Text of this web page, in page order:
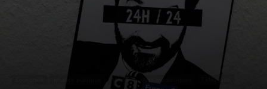
Médias Arts médiatiques Télévision